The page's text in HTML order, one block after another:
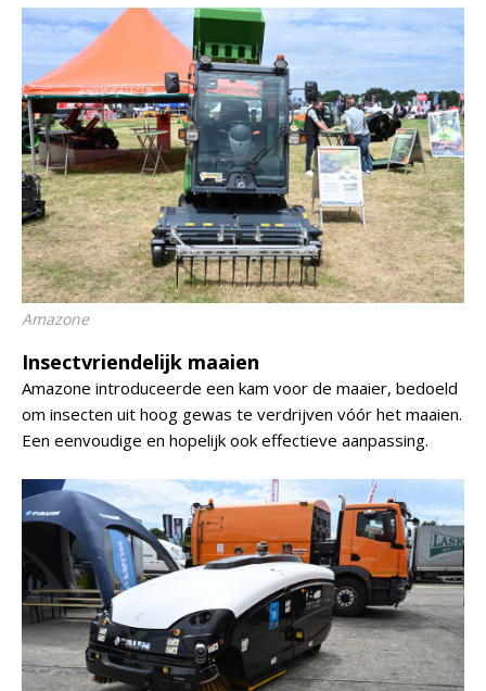
Amazone
Insectvriendelijk maaien
Amazone introduceerde een kam voor de maaier, bedoeld
om insecten uit hoog gewas te verdrijven vóór het maaien.
Een eenvoudige en hopelijk ook effectieve aanpassing.